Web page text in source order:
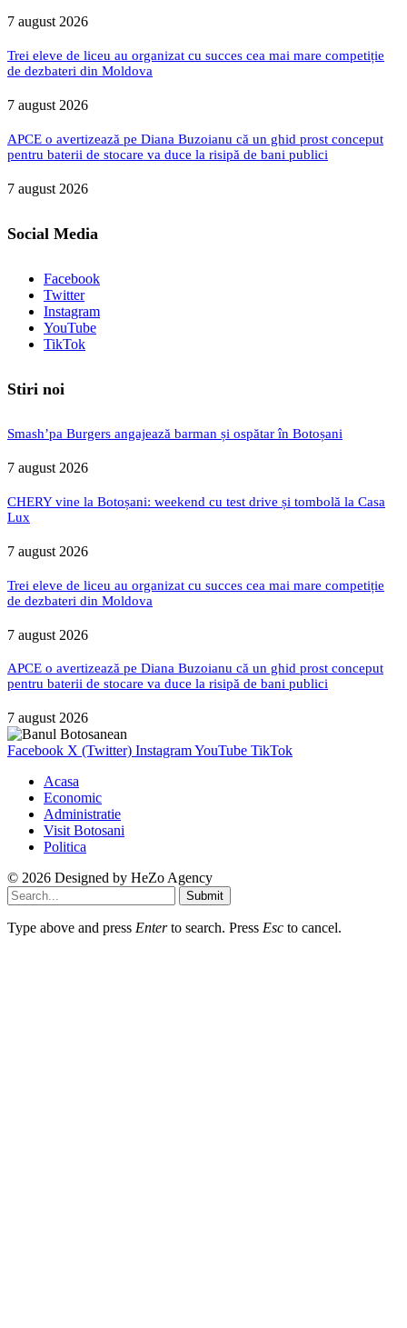
7 august 2026
Trei eleve de liceu au organizat cu succes cea mai mare competiție
de dezbateri din Moldova
7 august 2026
APCE o avertizează pe Diana Buzoianu că un ghid prost conceput
pentru baterii de stocare va duce la risipă de bani publici
7 august 2026
Social Media
Facebook
Twitter
Instagram
YouTube
TikTok
Stiri noi
Smash’pa Burgers angajează barman și ospătar în Botoșani
7 august 2026
CHERY vine la Botoșani: weekend cu test drive și tombolă la Casa
Lux
7 august 2026
Trei eleve de liceu au organizat cu succes cea mai mare competiție
de dezbateri din Moldova
7 august 2026
APCE o avertizează pe Diana Buzoianu că un ghid prost conceput
pentru baterii de stocare va duce la risipă de bani publici
7 august 2026
Facebook X (Twitter) InstagramYouTube TikTok
Acasa
Economic
Administratie
Visit Botosani
Politica
© 2026 Designed by HeZo Agency
Submit
Type above and press Enterto search. Press Esc to cancel.